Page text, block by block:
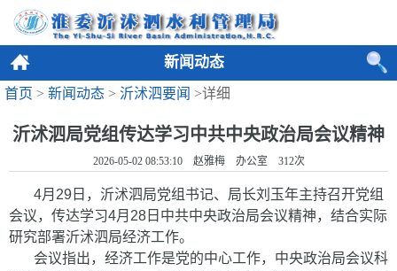
新闻动态
首页 > 新闻动态 > 沂沭泗要闻 >详细
沂沭泗局党组传达学习中共中央政治局会议精神
2026-05-02 08:53:10 赵雅梅 办公室 312次
4月29日，沂沭泗局党组书记、局长刘玉年主持召开党组
会议，传达学习4月28日中共中央政治局会议精神，结合实际
研究部署沂沭泗局经济工作。
会议指出，经济工作是党的中心工作，中央政治局会议科